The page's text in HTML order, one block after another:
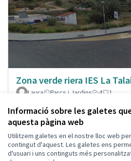
Informació sobre les galetes
aquesta pàgina web
Utilitzem galetes en el nostre lloc web
contingut d'aquest. Les galetes ens
d'usuari i uns continguts més
Zona verde riera IES La
Laura
Parcs i Jardins 4 1
Termes i condicions d'ús
Configuració de les galetes
Decidim Calafell a X
Decidim Calafell a Facebook
Decidim Calafell a YouTube
Decidim Calafell a GitHub